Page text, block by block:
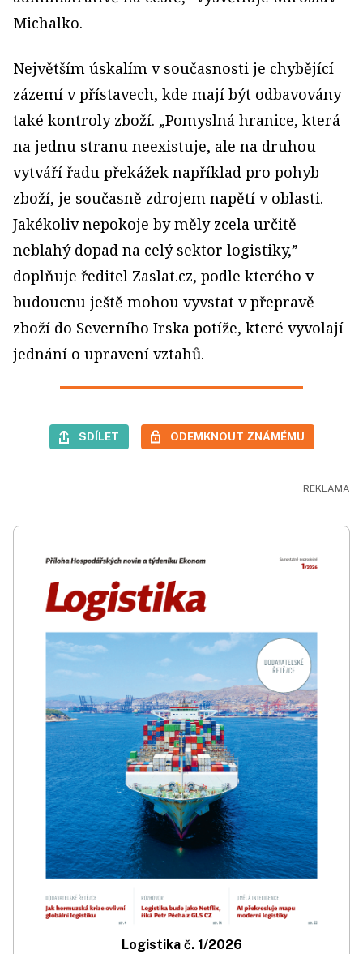
Michalko.
Největším úskalím v současnosti je chybějící
zázemí v přístavech, kde mají být odbavovány
také kontroly zboží. „Pomyslná hranice, která
na jednu stranu neexistuje, ale na druhou
vytváří řadu překážek například pro pohyb
zboží, je současně zdrojem napětí v oblasti.
Jakékoliv nepokoje by měly zcela určitě
neblahý dopad na celý sektor logistiky,”
doplňuje ředitel Zaslat.cz, podle kterého v
budoucnu ještě mohou vyvstat v přepravě
zboží do Severního Irska potíže, které vyvolají
jednání o upravení vztahů.
SDÍLET ODEMKNOUT ZNÁMÉMU
Logistika č. 1/2026